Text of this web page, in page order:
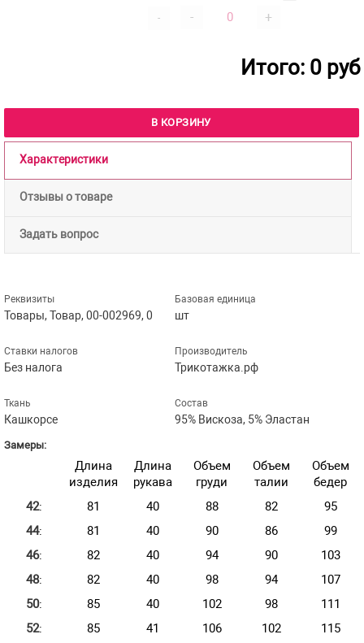
- - +
Итого: 0 руб
В КОРЗИНУ
Характеристики
Отзывы о товаре
Задать вопрос
Реквизиты
Товары, Товар, 00-002969, 0
Базовая единица
шт
Ставки налогов
Без налога
Производитель
Трикотажка.рф
Ткань
Кашкорсе
Состав
95% Вискоза, 5% Эластан
Замеры:
Длина
изделия
Длина
рукава
Объем
груди
Объем
талии
Объем
бедер
42: 81 40 88 82
95
44: 81 40 90 86
99
46: 82 40 94 90
103
48: 82 40 98 94
107
50: 85 40 102 98
111
52: 85 41 106 102 115